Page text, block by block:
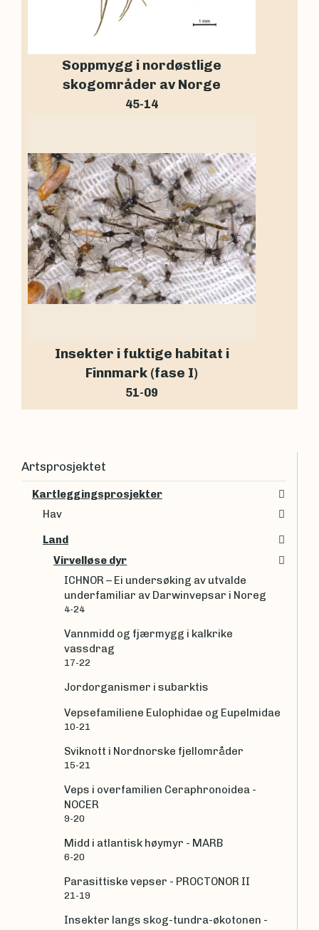
Soppmygg i nordøstlige
skogområder av Norge
45-14
Insekter i fuktige habitat i
Finnmark (fase I)
51-09
Artsprosjektet
Kartleggingsprosjekter
Hav
Land
Virvelløse dyr
ICHNOR – Ei undersøking av utvalde
underfamiliar av Darwinvepsar i Noreg
4-24
Vannmidd og fjærmygg i kalkrike
vassdrag
17-22
Jordorganismer i subarktis
Vepsefamiliene Eulophidae og Eupelmidae
10-21
Sviknott i Nordnorske fjellområder
15-21
Veps i overfamilien Ceraphronoidea -
NOCER
9-20
Midd i atlantisk høymyr - MARB
6-20
Parasittiske vepser - PROCTONOR II
21-19
Insekter langs skog-tundra-økotonen -